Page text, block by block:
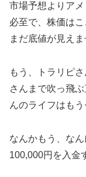
市場予想よりア
必至で、株価は
まだ底値が見えま
もう、トラリピ
さんまで吹っ飛
んのライフはも
なんかもう、な
100,000円を入金